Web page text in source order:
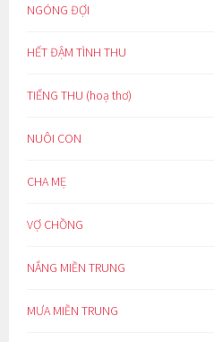
NGÓNG ĐỢI
HẾT ĐẬM TÌNH THU
TIẾNG THU (hoạ thơ)
NUÔI CON
CHA MẸ
VỢ CHỒNG
NẮNG MIỀN TRUNG
MƯA MIỀN TRUNG